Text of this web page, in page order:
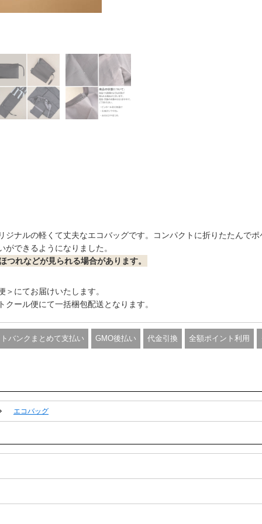
ナルの軽くて丈夫なエコバッグです。コンパクトに折りたたんで
できるようになりました。
れなどが見られる場合があります。
にてお届けいたします。
ール便にて一括梱包配送となります。
バンクまとめて支払い GMO後払い 代金引換 全額ポイント利用
エコバッグ